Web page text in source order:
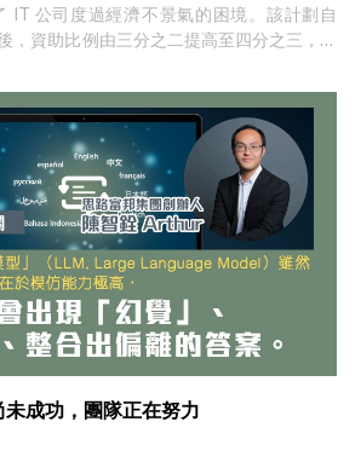
IT 公司度過經濟不景氣的困境。該計劃自
，資助比例由三分之二提高至四分之三，而
未成功，團隊正在努力